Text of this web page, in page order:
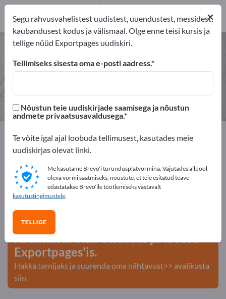
Juuksekäärid – leidke tootjaid ja
tarnijaid
Tootja2
Exportpages
Toor- ja toimeained
Kaubanduslikud kulumaterjalid
Juuksekäärid
Reklaamige tasuta Exportpages'is!
Vajadused – Pakkumised – Kasutatud kaubad –
Ärikontaktid >> alustage siit
Avalikusta oma ettevõte ja tooted
Exportpages'is.
Hakka tarnijaks ja suurenda oma nähtavust>> avalikusta
siin
×
Segu rahvusvahelistest uudistest, uuendustest, messidest,
kaubandusest kodus ja välismaal. Olge enne teisi kursis ja
tellige nüüd Exportpages uudiskiri.
Tellimiseks sisesta oma e-posti aadress.
Nõustun teie uudiskirjade saamisega ja nõustun
andmete privaatsusavaldusega.
Te võite igal ajal loobuda tellimusest, kasutades meie
uudiskirjas olevat linki.
Me kasutame Brevo'i turundusplatvormina. Vajutades allpool
oleva vormi saatmiseks, nõustute, et teie esitatud teave
edastatakse Brevo'ile töötlemiseks vastavalt
kasutustingimustele.
TELLIGE